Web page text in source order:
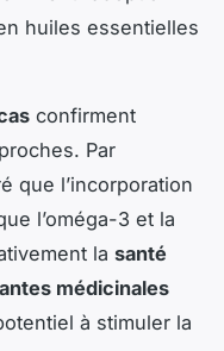
huiles essentielles
confirment
Par
que l’incorporation
l’oméga-3 et la
la santé
médicinales
à stimuler la